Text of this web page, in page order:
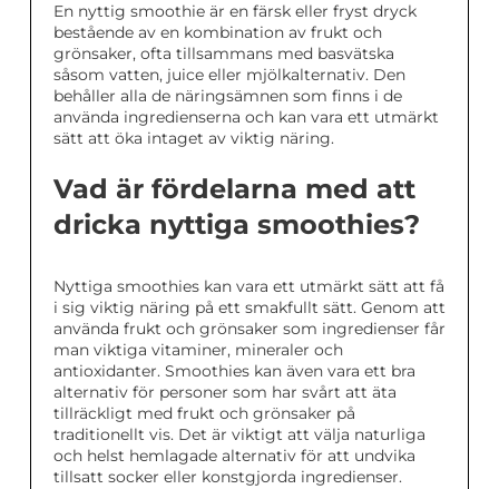
En nyttig smoothie är en färsk eller fryst dryck
bestående av en kombination av frukt och
grönsaker, ofta tillsammans med basvätska
såsom vatten, juice eller mjölkalternativ. Den
behåller alla de näringsämnen som finns i de
använda ingredienserna och kan vara ett utmärkt
sätt att öka intaget av viktig näring.
Vad är fördelarna med att
dricka nyttiga smoothies?
Nyttiga smoothies kan vara ett utmärkt sätt att få
i sig viktig näring på ett smakfullt sätt. Genom att
använda frukt och grönsaker som ingredienser får
man viktiga vitaminer, mineraler och
antioxidanter. Smoothies kan även vara ett bra
alternativ för personer som har svårt att äta
tillräckligt med frukt och grönsaker på
traditionellt vis. Det är viktigt att välja naturliga
och helst hemlagade alternativ för att undvika
tillsatt socker eller konstgjorda ingredienser.